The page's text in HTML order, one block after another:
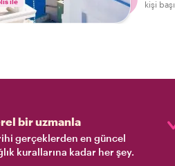
kişi başı
bir uzmanla
gerçeklerden en güncel
kurallarına kadar her şey.